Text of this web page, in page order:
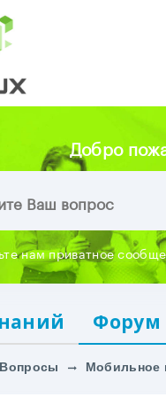
Добро
нам приватное
Форум
Вопросы Мобильное